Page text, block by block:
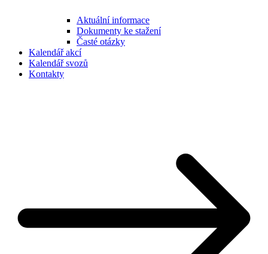
Aktuální informace
Dokumenty ke stažení
Časté otázky
Kalendář akcí
Kalendář svozů
Kontakty